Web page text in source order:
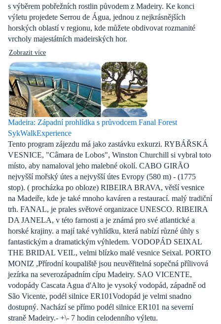
s výběrem pobřežních rostlin původem z Madeiry. Ke konci
výletu projedete Serrou de Água, jednou z nejkrásnějších
horských oblastí v regionu, kde můžete obdivovat rozmanité
vrcholy majestátních madeirských hor.
Zobrazit více
Madeira: Západní prohlídka s průvodcem Fanal Forest
SykWalkExperience
Tento program zájezdu má jako zastávku exkurzi. RYBÁŘSKÁ
VESNICE, "Câmara de Lobos", Winston Churchill si vybral toto
místo, aby namaloval jeho malebné okolí. CABO GIRÃO
nejvyšší mořský útes a nejvyšší útes Evropy (580 m) - (1775
stop). ( procházka po obloze) RIBEIRA BRAVA, větší vesnice
na Madeiře, kde je také mnoho kaváren a restaurací. malý tradiční
trh. FANAL, je prales světové organizace UNESCO. RIBEIRA
DA JANELA, v této farnosti a je známá pro své atlantické a
horské krajiny. a mají také vyhlídku, která nabízí různé úhly s
fantastickým a dramatickým výhledem. VODOPÁD SEIXAL
THE BRIDAL VEIL, velmi blízko malé vesnice Seixal. PORTO
MONIZ ,Přírodní koupaliště jsou neuvěřitelná sopečná přílivová
jezírka na severozápadním cípu Madeiry. SAO VICENTE,
vodopády Cascata Agua d'Alto je vysoký vodopád, západně od
São Vicente, podél silnice ER101Vodopád je velmi snadno
dostupný. Nachází se přímo podél silnice ER101 na severní
straně Madeiry.- +\- 7 hodin celodenního výletu.